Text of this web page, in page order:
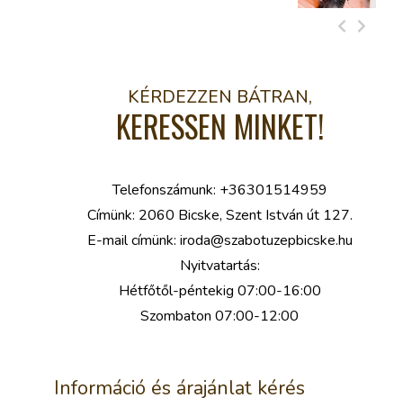
KÉRDEZZEN BÁTRAN,
KERESSEN MINKET!
Telefonszámunk: +36301514959
Címünk: 2060 Bicske, Szent István út 127.
E-mail címünk: iroda@szabotuzepbicske.hu
Nyitvatartás:
Hétfőtől-péntekig 07:00-16:00
Szombaton 07:00-12:00
Információ és árajánlat kérés